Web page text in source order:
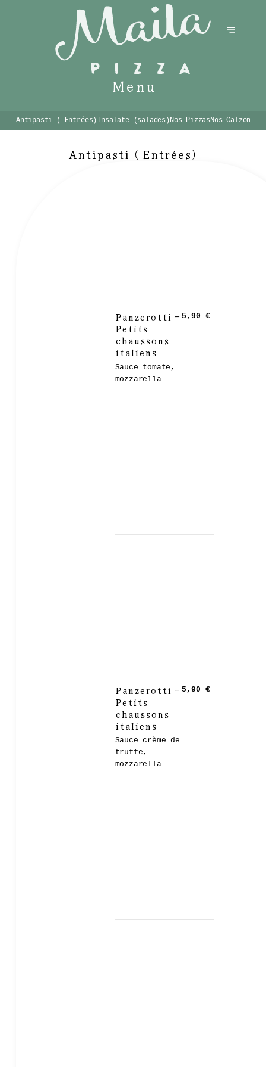
Menu
Antipasti ( Entrées) Insalate (salades) Nos PizzasNos Calzones
Antipasti ( Entrées)
Panzerotti –
Petits
chaussons
italiens
Sauce tomate,
mozzarella
5,90 €
Panzerotti –
Petits
chaussons
italiens
Sauce crème de
truffe,
mozzarella
5,90 €